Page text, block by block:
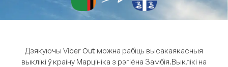
Дзякуючы Viber Out можна рабіць высакаякасныя
выклікі ў краіну Марцініка з рэгіёна Замбія.Выклікі на